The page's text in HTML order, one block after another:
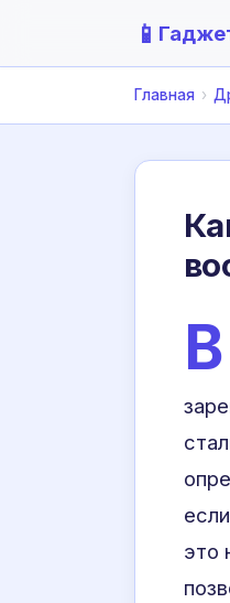
📱
Главная ›
В
это